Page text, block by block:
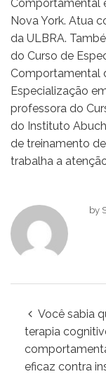
Comportamental
Nova York. Atua
da ULBRA.
do Curso de
Comportamental
Especialização
professora do
do Instituto
de treinamento
trabalha a
by
Você sabia
terapia
eficaz contra